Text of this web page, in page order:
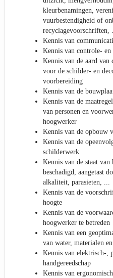
kleurbenamingen,
vuurbestendigheid of
Kennis van
Kennis van controle- en
Kennis van de aard van
voor de schilder- en
voorbereiding
Kennis van de
Kennis van de
van personen en
hoogwerker
Kennis van de opbouw
Kennis van de
schilderwerk
Kennis van de staat
beschadigd, aangetast
alkaliteit, parasieten, ...
Kennis van de
hoogte
Kennis van de
hoogwerker te betreden
Kennis van een
van water, materialen
Kennis van elektrisch-,
handgereedschap
Kennis van